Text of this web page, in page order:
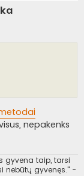
nepakenks
gyvena taip, tarsi
nebūtų gyvenęs." -